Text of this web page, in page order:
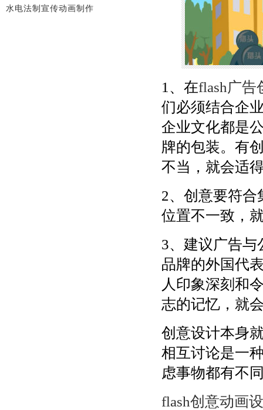
1、在flash广告
们必须结合企
企业文化都是
牌的包装。有
不当，就会适
2、创意要符合
位置不一致，
3、建议广告与
品牌的外国代
人印象深刻和
志的记忆，就
创意设计本身
相互讨论是一
虑事物都有不
flash创意动画
水电法制宣传动画制作